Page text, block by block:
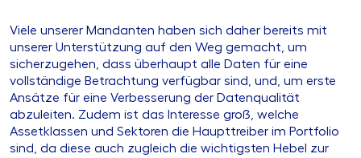
Viele unserer Mandanten haben sich daher bereits mit
unserer Unterstützung auf den Weg gemacht, um
sicherzugehen, dass überhaupt alle Daten für eine
vollständige Betrachtung verfügbar sind, und, um erste
Ansätze für eine Verbesserung der Datenqualität
abzuleiten. Zudem ist das Interesse groß, welche
Assetklassen und Sektoren die Haupttreiber im Portfolio
sind, da diese auch zugleich die wichtigsten Hebel zur